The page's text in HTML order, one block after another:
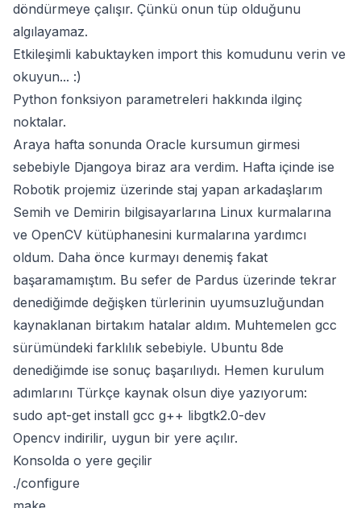
döndürmeye çalışır. Çünkü onun tüp olduğunu
algılayamaz.
Etkileşimli kabuktayken import this komudunu verin ve
okuyun... :)
Python fonksiyon parametreleri hakkında ilginç
noktalar.
Araya hafta sonunda Oracle kursumun girmesi
sebebiyle Djangoya biraz ara verdim. Hafta içinde ise
Robotik projemiz üzerinde staj yapan arkadaşlarım
Semih ve Demirin bilgisayarlarına Linux kurmalarına
ve OpenCV kütüphanesini kurmalarına yardımcı
oldum. Daha önce kurmayı denemiş fakat
başaramamıştım. Bu sefer de Pardus üzerinde tekrar
denediğimde değişken türlerinin uyumsuzluğundan
kaynaklanan birtakım hatalar aldım. Muhtemelen gcc
sürümündeki farklılık sebebiyle. Ubuntu 8de
denediğimde ise sonuç başarılıydı. Hemen kurulum
adımlarını Türkçe kaynak olsun diye yazıyorum:
sudo apt-get install gcc g++ libgtk2.0-dev
Opencv indirilir, uygun bir yere açılır.
Konsolda o yere geçilir
./configure